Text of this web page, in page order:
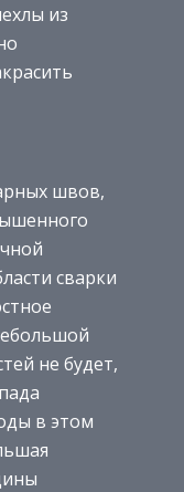
из
швов,
сварки
не будет,
в этом